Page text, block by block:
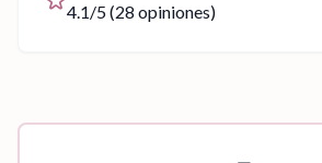
4.1/5 (28 opiniones)